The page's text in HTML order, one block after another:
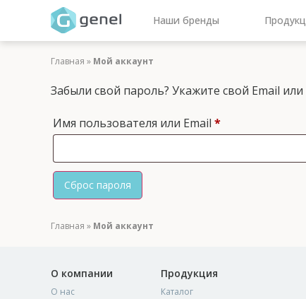
Наши бренды
Главная » Мой аккаунт
Забыли свой пароль? Укажите свой Email
Имя пользователя или Email *
Сброс пароля
Главная » Мой аккаунт
О компании
О нас
Продукция
Каталог